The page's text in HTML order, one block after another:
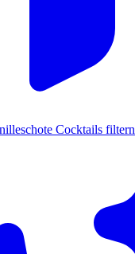
Cocktails filtern